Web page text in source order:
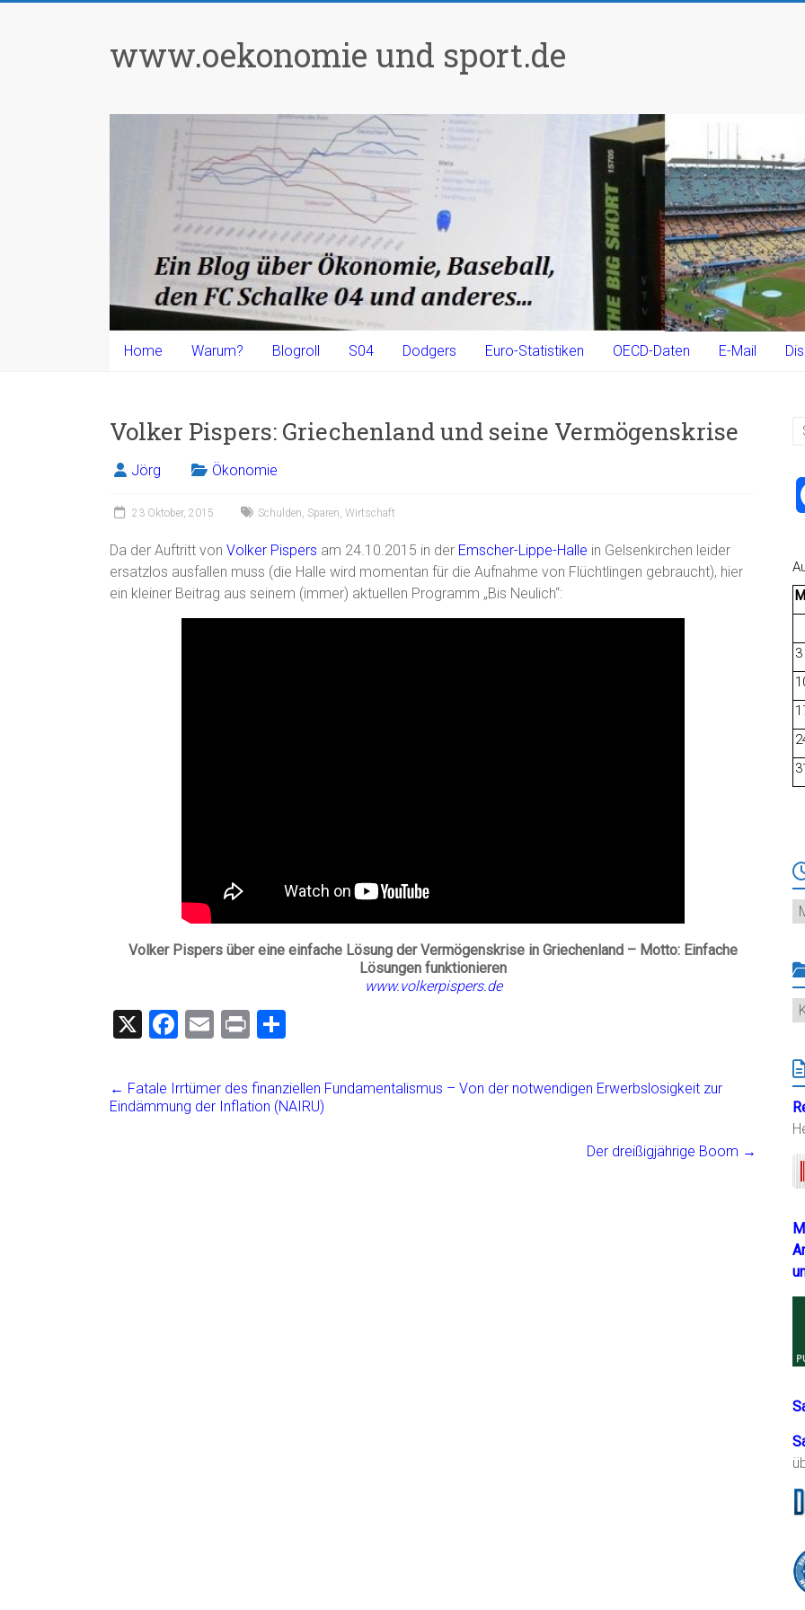
www.oekonomie und sport.de
Home Warum? Blogroll S04 Dodgers Euro-Statistiken OECD-Daten E-Mail
Volker Pispers: Griechenland und seine Vermögenskrise
Jörg Ökonomie
23 Oktober, 2015 Schulden Sparen Wirtschaft
Da der Auftritt von Volker Pispers am 24.10.2015 in der Emscher-Lippe-Halle in Gelsenkirchen leider
ersatzlos ausfallen muss (die Halle wird momentan für die Aufnahme von Flüchtlingen gebraucht), hier
ein kleiner Beitrag aus seinem (immer) aktuellen Programm „Bis Neulich“:
Volker Pispers über eine einfache Lösung der Vermögenskrise in Griechenland – Motto: Einfache
Lösungen funktionieren
www.volkerpispers.de
X
F
ce
b
E
ai
l
Pr
t
e
n
← Fatale Irrtümer des finanziellen Fundamentalismus – Von der notwendigen Erwerbslosigkeit zur
Eindämmung der Inflation (NAIRU)
Der dreißigjährige Boom →
M
3